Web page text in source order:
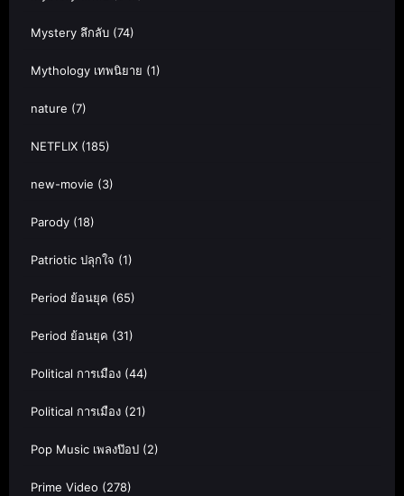
Mystery ลึกลับ (74)
Mythology เทพนิยาย (1)
nature (7)
NETFLIX (185)
new-movie (3)
Parody (18)
Patriotic ปลุกใจ (1)
Period ย้อนยุค (65)
Period ย้อนยุค (31)
Political การเมือง (44)
Political การเมือง (21)
Pop Music เพลงป๊อป (2)
Prime Video (278)